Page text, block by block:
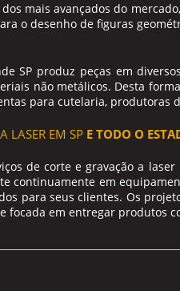
mais avançados do
o desenho de figuras
SP produz peças em
não metálicos. Desta
para cutelaria, produtoras
LASER EM SP E TODO O
de corte e gravação a
continuamente em
para seus clientes. Os
focada em entregar produtos